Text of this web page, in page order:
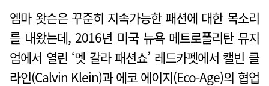
엠마 왓슨은 꾸준히 지속가능한 패션에 대한 목소리
를 내왔는데, 2016년 미국 뉴욕 메트로폴리탄 뮤지
엄에서 열린 ‘멧 갈라 패션쇼’ 레드카펫에서 캘빈 클
라인(Calvin Klein)과 에코 에이지(Eco-Age)의 협업